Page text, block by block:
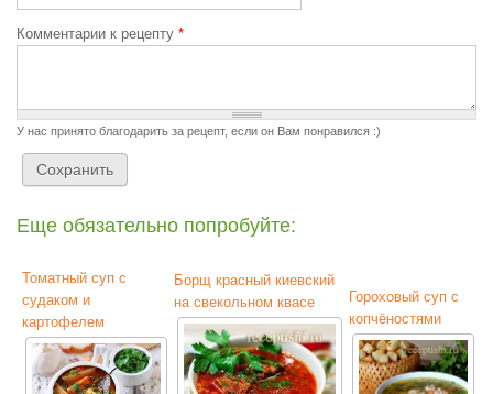
Комментарии к рецепту *
У нас принято благодарить за рецепт, если он Вам понравился :)
Еще обязательно попробуйте:
Томатный суп с
судаком и
картофелем
Борщ красный киевский
на свекольном квасе
Гороховый суп с
копчёностями